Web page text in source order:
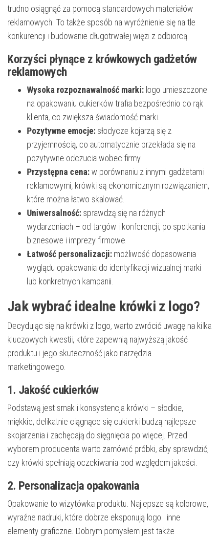
trudno osiągnąć za pomocą standardowych materiałów
reklamowych. To także sposób na wyróżnienie się na tle
konkurencji i budowanie długotrwałej więzi z odbiorcą.
Korzyści płynące z krówkowych gadżetów
reklamowych
Wysoka rozpoznawalność marki: logo umieszczone
na opakowaniu cukierków trafia bezpośrednio do rąk
klienta, co zwiększa świadomość marki.
Pozytywne emocje: słodycze kojarzą się z
przyjemnością, co automatycznie przekłada się na
pozytywne odczucia wobec firmy.
Przystępna cena:w porównaniu z innymi gadżetami
reklamowymi, krówki są ekonomicznym rozwiązaniem,
które można łatwo skalować.
Uniwersalność: sprawdzą się na różnych
wydarzeniach – od targów i konferencji, po spotkania
biznesowe i imprezy firmowe.
Łatwość personalizacji: możliwość dopasowania
wyglądu opakowania do identyfikacji wizualnej marki
lub konkretnych kampanii.
Jak wybrać idealne krówki z logo?
Decydując się na krówki z logo, warto zwrócić uwagę na kilka
kluczowych kwestii, które zapewnią najwyższą jakość
produktu i jego skuteczność jako narzędzia
marketingowego.
1. Jakość cukierków
Podstawą jest smak i konsystencja krówki – słodkie,
miękkie, delikatnie ciągnące się cukierki budzą najlepsze
skojarzenia i zachęcają do sięgnięcia po więcej. Przed
wyborem producenta warto zamówić próbki, aby sprawdzić,
czy krówki spełniają oczekiwania pod względem jakości.
2. Personalizacja opakowania
Opakowanie to wizytówka produktu. Najlepsze są kolorowe,
wyraźne nadruki, które dobrze eksponują logo i inne
elementy graficzne. Dobrym pomysłem jest także